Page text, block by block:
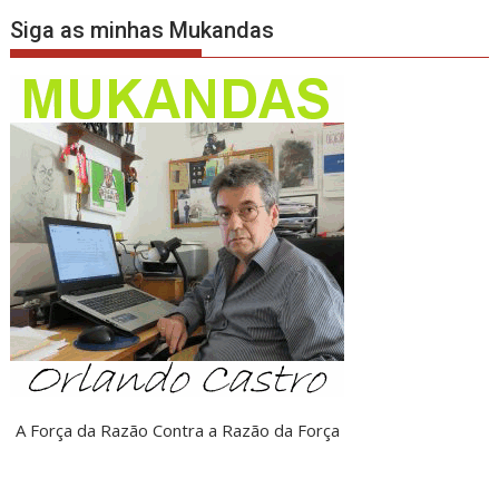
Siga as minhas Mukandas
A Força da Razão Contra a Razão da Força